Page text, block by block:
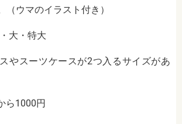
（ウマのイラスト付き）
大・特大
やスーツケースが2つ入るサイズがあ
ら1000円